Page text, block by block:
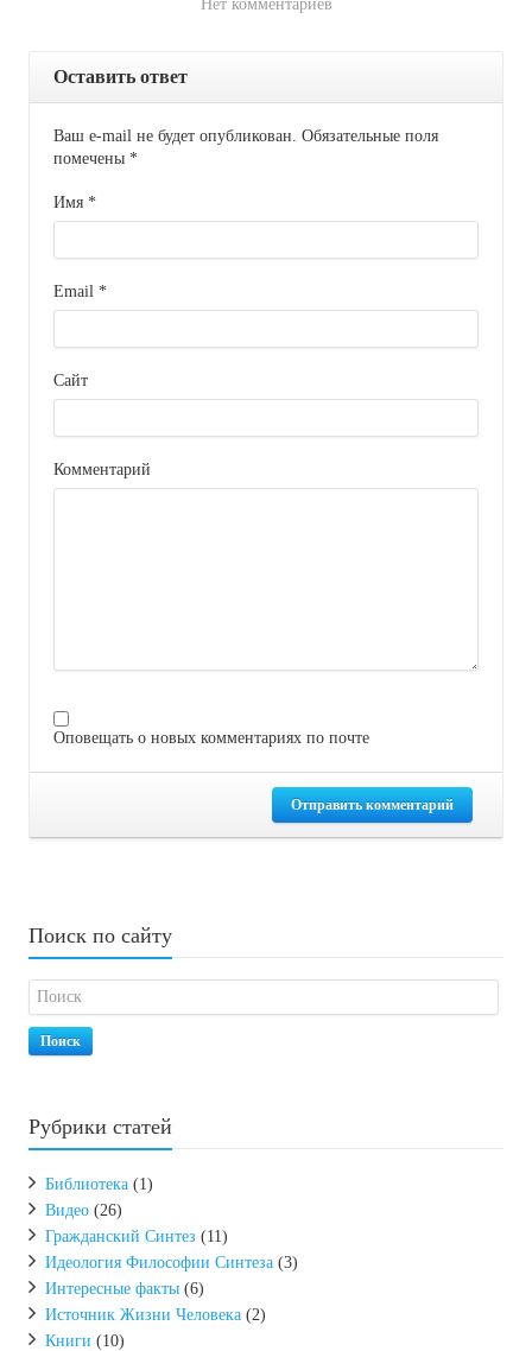
Нет комментариев
Оставить ответ
Ваш e-mail не будет опубликован. Обязательные поля
помечены *
Имя *
Email *
Сайт
Комментарий
Оповещать о новых комментариях по почте
Отправить комментарий
Поиск по сайту
Поиск
Рубрики статей
Библиотека (1)
Видео (26)
Гражданский Синтез (11)
Идеология Философии Синтеза (3)
Интересные факты (6)
Источник Жизни Человека (2)
Книги (10)